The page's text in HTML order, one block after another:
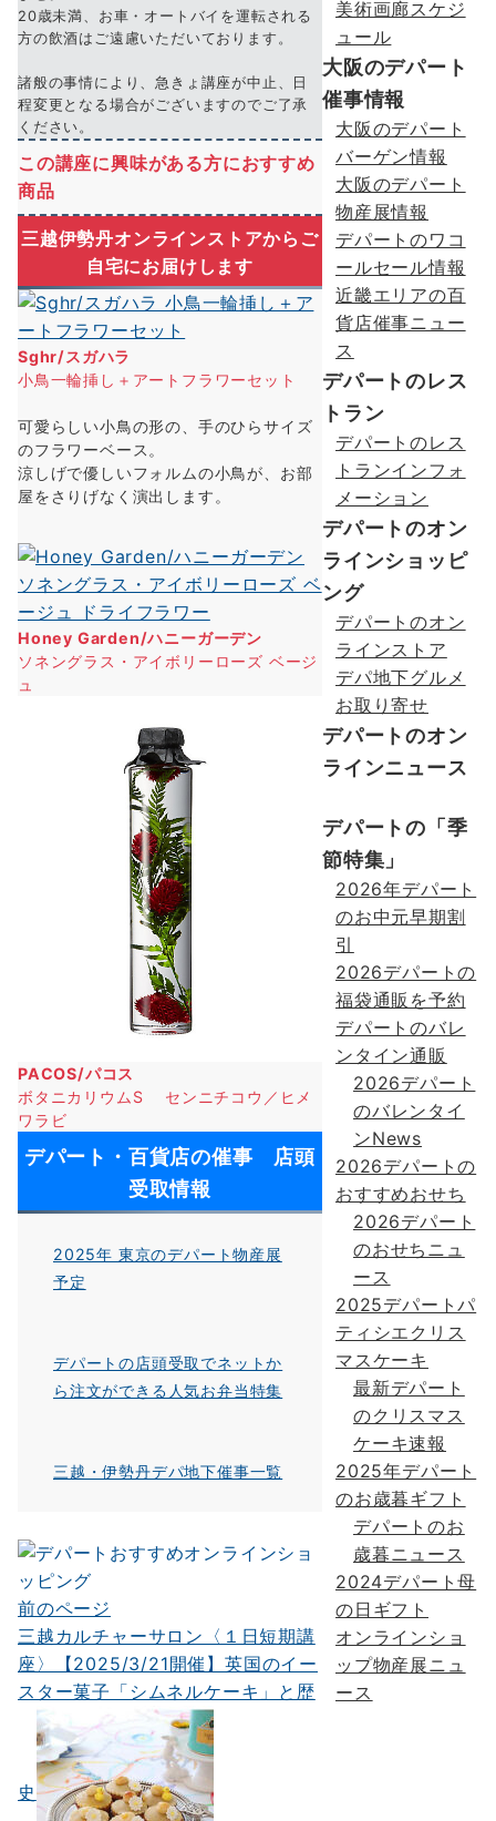
20歳未満、お車・オートバイを運転される
方の飲酒はご遠慮いただいております。
諸般の事情により、急きょ講座が中止、日
程変更となる場合がございますのでご了承
ください。
この講座に興味がある方におすすめ
商品
三越伊勢丹オンラインストアからご
自宅にお届けします
Sghr/スガハラ
小鳥一輪挿し＋アートフラワーセット
可愛らしい小鳥の形の、手のひらサイズ
のフラワーベース。
涼しげで優しいフォルムの小鳥が、お部
屋をさりげなく演出します。
Honey Garden/ハニーガーデン
ソネングラス・アイボリーローズ ベージ
ュ
PACOS/パコス
ボタニカリウムS センニチコウ／ヒメ
ワラビ
デパート・百貨店の催事 店頭
受取情報
2025年 東京のデパート物産展
予定
デパートの店頭受取でネットか
ら注文ができる人気お弁当特集
三越・伊勢丹デパ地下催事一覧
投
稿
ナ
ビ
ゲ
ー
前のページ
三越カルチャーサロン〈１日短期講
座〉【2025/3/21開催】英国のイー
スター菓子「シムネルケーキ」と歴
史
美術画廊スケジ
ュール
大阪のデパート
催事情報
大阪のデパート
バーゲン情報
大阪のデパート
物産展情報
デパートのワコ
ールセール情報
近畿エリアの百
貨店催事ニュー
ス
デパートのレス
トラン
デパートのレス
トランインフォ
メーション
デパートのオン
ラインショッピ
ング
デパートのオン
ラインストア
デパ地下グルメ
お取り寄せ
デパートのオン
ラインニュース
デパートの「季
節特集」
2026年デパート
のお中元早期割
引
2026デパートの
福袋通販を予約
デパートのバレ
ンタイン通販
2026デパート
のバレンタイ
ンNews
2026デパートの
おすすめおせち
2026デパート
のおせちニュ
ース
2025デパートパ
ティシエクリス
マスケーキ
最新デパート
のクリスマス
ケーキ速報
2025年デパート
のお歳暮ギフト
デパートのお
歳暮ニュース
2024デパート母
の日ギフト
オンラインショ
ップ物産展ニュ
ース